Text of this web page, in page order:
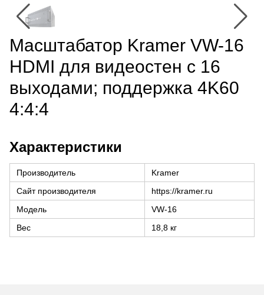
Масштабатор Kramer VW-16
HDMI для видеостен с 16
выходами; поддержка 4K60
4:4:4
Характеристики
Производитель
Kramer
Сайт производителя
https://kramer.ru
Модель
VW-16
Вес
18,8 кг